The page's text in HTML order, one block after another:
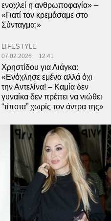
ενοχλεί η ανθρωποφαγία» –
«Γιατί τον κρεμάσαμε στο
Σύνταγμα;»
LIFESTYLE
07.02.2026 12:41
Χρηστίδου για Λιάγκα:
«Ενόχλησε εμένα αλλά όχι
την Αντελίνα! – Καμία δεν
γυναίκα δεν πρέπει να νιώθει
“τίποτα” χωρίς τον άντρα της»